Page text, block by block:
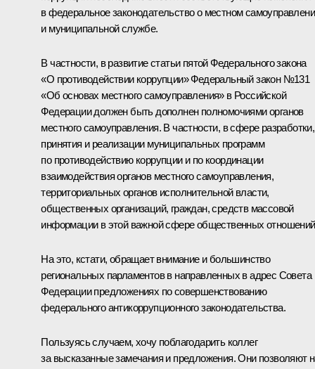
в федеральное законодательство о местном
и муниципальной службе.
В частности, в развитие статьи пятой Федерального закона
«О противодействии коррупции» Федеральный закон №131
«Об основах местного самоуправления» в Российской
Федерации должен быть дополнен полномочиями органов
местного самоуправления. В частности, в сфере разработки,
принятия и реализации муниципальных программ
по противодействию коррупции и по координации
взаимодействия органов местного самоуправления,
территориальных органов исполнительной власти,
общественных организаций, граждан, средств массовой
информации в этой важной сфере общественных
На это, кстати, обращает внимание и большинство
региональных парламентов в направленных в адрес Совета
Федерации предложениях по совершенствованию
федерального антикоррупционного законодательства.
Пользуясь случаем, хочу поблагодарить коллег
за высказанные замечания и предложения. Они позволяют